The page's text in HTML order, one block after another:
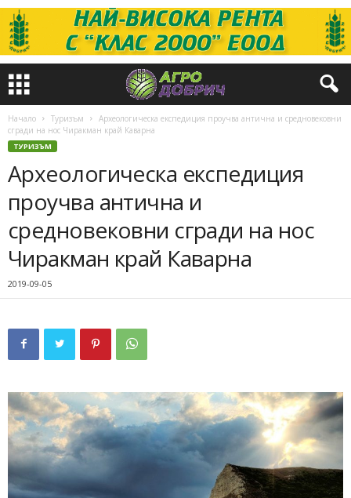
Начало Туризъм
Археологическа експедиция проучва антична и средновековни
сгради на нос Чиракман край Каварна
ТУРИЗЪМ
Археологическа експедиция
проучва антична и
средновековни сгради на нос
Чиракман край Каварна
2019-09-05